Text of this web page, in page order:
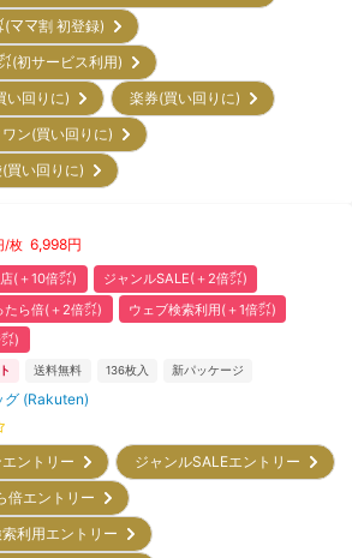
(ママ割 初登録)
(初サービス利用)
い回りに)
楽券(買い回りに)
ワン(買い回りに)
(買い回りに)
/枚 6,998円
(＋10倍㌽)
ジャンルSALE(＋2倍㌽)
たら倍(＋2倍㌽)
ウェブ検索利用(＋1倍㌽)
)
送料無料 136枚入 新パッケージ
グ (Rakuten)
エントリー
ジャンルSALEエントリー
倍エントリー
索利用エントリー